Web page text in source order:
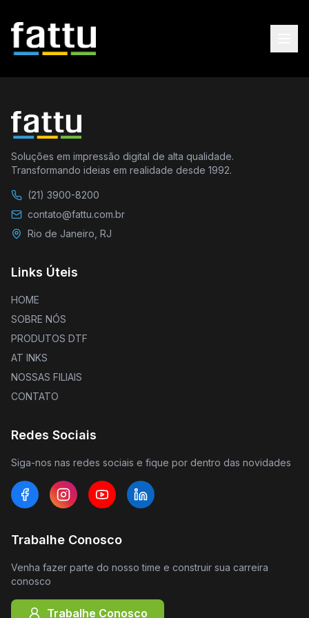
Soluções em impressão digital de alta qualidade.
Transformando ideias em realidade desde 1992.
(21) 3900-8200
contato@fattu.com.br
Rio de Janeiro, RJ
Links Úteis
HOME
SOBRE NÓS
PRODUTOS DTF
AT INKS
NOSSAS FILIAIS
CONTATO
Redes Sociais
Siga-nos nas redes sociais e fique por dentro das novidades
Trabalhe Conosco
Venha fazer parte do nosso time e construir sua carreira
conosco
Trabalhe Conosco